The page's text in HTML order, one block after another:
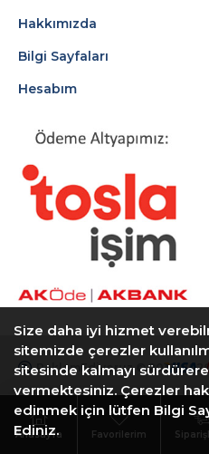
Hakkımızda
Bilgi Sayfaları
Hesabım
ReklamEdiyoruz © 2018-2026
Anasayfa Favorilerim
Size daha iyi hizmet
sitemizde çerezler
sitesinde kalmayı
vermektesiniz. Çerezler
edinmek için lütfen Bilgi
Ediniz.